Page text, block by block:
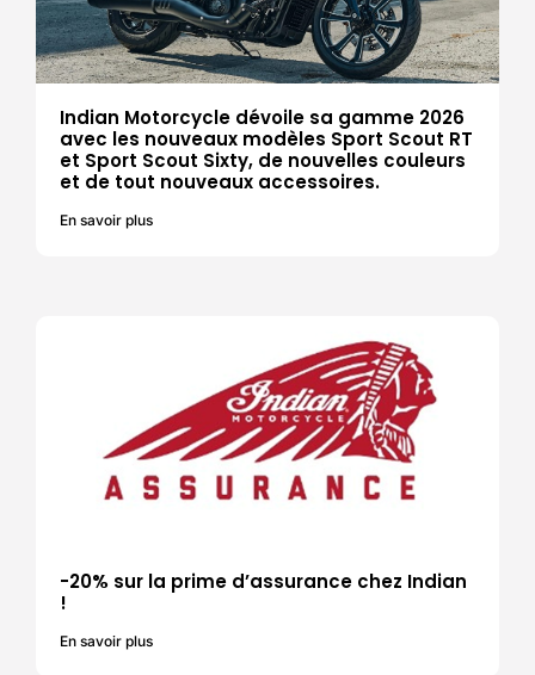
Indian Motorcycle dévoile sa gamme 2026
avec les nouveaux modèles Sport Scout RT
et Sport Scout Sixty, de nouvelles couleurs
et de tout nouveaux accessoires.
En savoir plus
-20% sur la prime d’assurance chez Indian
!
En savoir plus